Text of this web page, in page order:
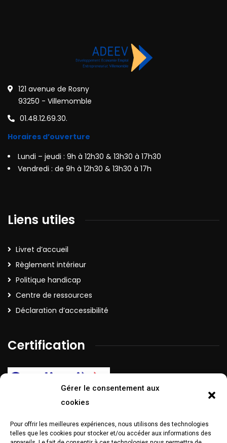
Gérer le consentement aux
cookies
Pour offrir les meilleures expériences, nous utilisons des technologies
telles que les cookies pour stocker et/ou accéder aux informations des
121 avenue de Rosny
93250 - Villemomble
01.48.12.69.30.
Horaires d’ouverture
Lundi – jeudi : 9h à 12h30 & 13h30 à 17h30
Vendredi : de 9h à 12h30 & 13h30 à 17h
Liens utiles
Livret d’accueil
Règlement intérieur
Politique handicap
Centre de ressources
Déclaration d’accessibilité
Certification
La certification Qualiopi a été délivrée au titre de la catégorie
d’action suivante : Action de formation